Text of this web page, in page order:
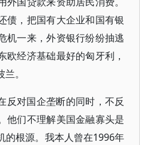
债，把国有大企业和国有银
机一来，外资银行纷纷抽逃
欧经济基础最好的匈牙利，
。
反对国企垄断的同时，不反
他们不理解美国金融寡头是
的根源。我本人曾在1996年